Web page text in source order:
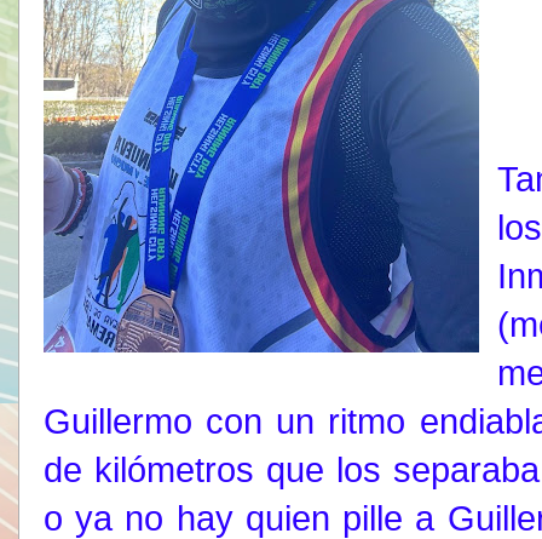
Guillermo con un ritmo
de kilómetros que los
o ya no hay quien pille a